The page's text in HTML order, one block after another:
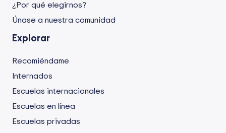
¿Por qué elegirnos?
Únase a nuestra comunidad
Explorar
Recomiéndame
Internados
Escuelas internacionales
Escuelas en línea
Escuelas privadas